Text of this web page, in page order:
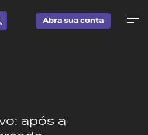
Abra sua conta
após a